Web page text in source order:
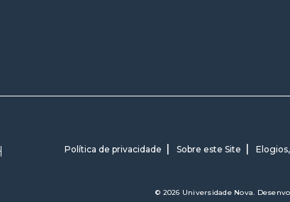
Política de privacidade Sobre este Site
© 2026 Universidade Nova.